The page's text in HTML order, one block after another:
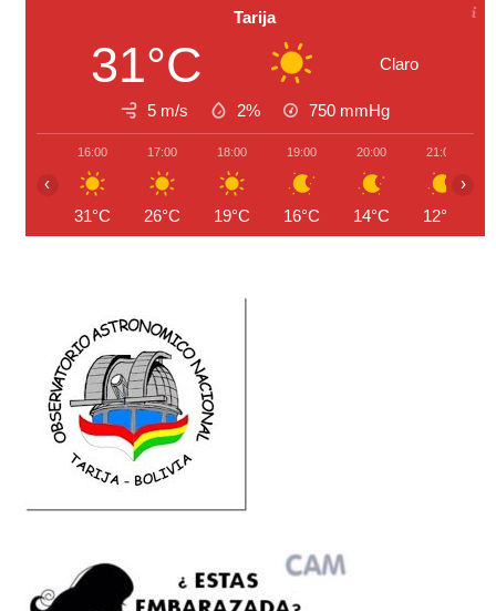
Tarija
31°C Claro
5 m/s 2% 750 mmHg
16:00
31°C
17:00
26°C
18:00
19°C
19:00
16°C
20:00
14°C
21:00
12°C
‹ ›